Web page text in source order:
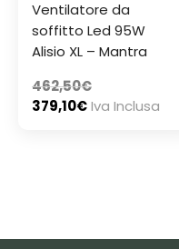
Ventilatore da
soffitto Led 95W
Alisio XL – Mantra
462,50€
379,10€Iva Inclusa